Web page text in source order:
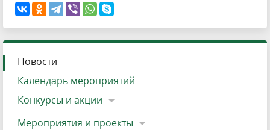
Новости
Календарь мероприятий
Конкурсы и акции
Мероприятия и проекты